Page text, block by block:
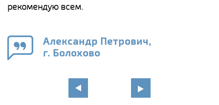
рекомендую всем.
Александр Петрович,
г. Болохово